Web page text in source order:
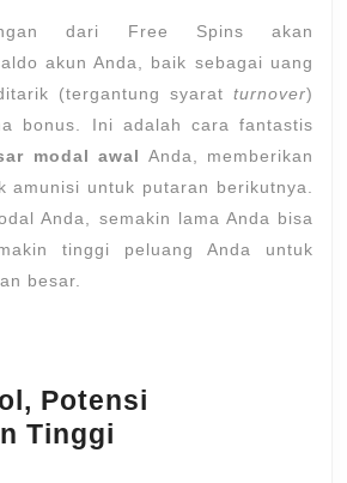
dari Free Spins akan
akun Anda, baik sebagai uang
(tergantung syarat turnover)
bonus. Ini adalah cara fantastis
modal awal Anda, memberikan
amunisi untuk putaran berikutnya.
Anda, semakin lama Anda bisa
tinggi peluang Anda untuk
besar.
Potensi
Tinggi